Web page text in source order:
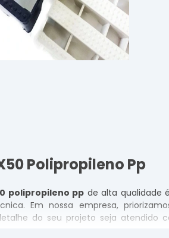
Polipropileno Pp
polipropileno pp de alta qualidade
Em nossa empresa,
do seu projeto seja atendido